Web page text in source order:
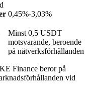
0,45%-3,03%
Minst 0,5 USDT
motsvarande, beroende
på nätverksförhållanden
Finance beror på
vid